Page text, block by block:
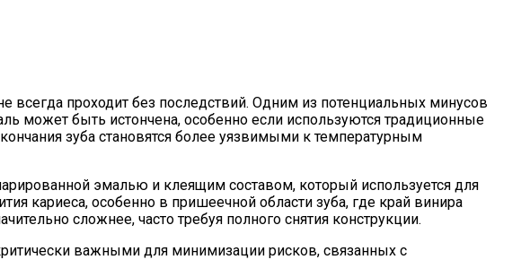
всегда проходит без последствий. Одним из потенциальных минусов
может быть истончена, особенно если используются традиционные
зуба становятся более уязвимыми к температурным
эмалью и клеящим составом, который используется для
кариеса, особенно в пришеечной области зуба, где край винира
сложнее, часто требуя полного снятия конструкции.
важными для минимизации рисков, связанных с